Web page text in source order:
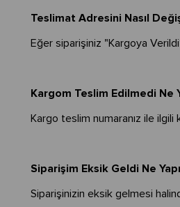
Teslimat Adresini Nasıl
Eğer siparişiniz "Kargoya
Kargom Teslim Edilmedi Ne
Kargo teslim numaranız ile
Siparişim Eksik Geldi Ne
Siparişinizin eksik gelmesi